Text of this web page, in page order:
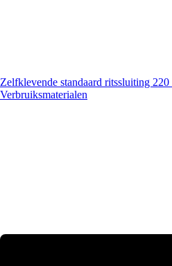
Zelfklevende standaard ritssluiting 220
Verbruiksmaterialen